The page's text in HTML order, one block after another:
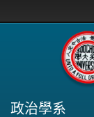
政治學系